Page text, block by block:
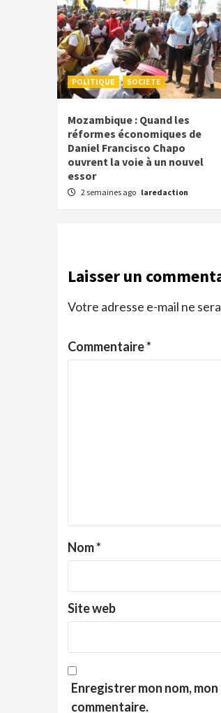
POLITIQUE SOCIETE
Mozambique : Quand les
réformes économiques de
Daniel Francisco Chapo
ouvrent la voie à un nouvel
essor
2 semaines ago laredaction
Laisser un
Votre adresse e-mail ne
Commentaire*
Nom*
Site web
Enregistrer mon nom,
commentaire.